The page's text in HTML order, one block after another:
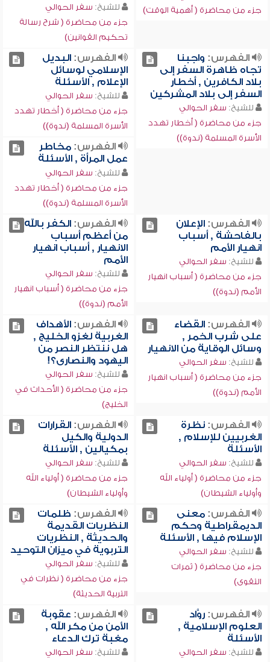
جزء من محاضرة ( أهمية الوقت)
للشيخ: سفر الحوالي
جزء من محاضرة ( شرح رسالة
تحكيم القوانين)
الفهرس: واجبنا
تجاه ظاهرة السفر إلى
بلاد الكافرين , أخطار
السفر إلى بلاد المشركين
للشيخ: سفر الحوالي
جزء من محاضرة ( أخطار تهدد
الأسرة المسلمة (ندوة))
الفهرس:البديل
الإسلامي لوسائل
الإعلام , الأسئلة
للشيخ: سفر الحوالي
جزء من محاضرة ( أخطار تهدد
الأسرة المسلمة (ندوة))
الفهرس:مخاطر
عمل المرأة , الأسئلة
للشيخ: سفر الحوالي
جزء من محاضرة ( أخطار تهدد
الأسرة المسلمة (ندوة))
الفهرس:الإعلان
بالفاحشة , أسباب
انهيار الأمم
للشيخ: سفر الحوالي
جزء من محاضرة ( أسباب انهيار
الأمم (ندوة))
الفهرس:الكفر بالله
من أعظم أسباب
الانهيار , أسباب انهيار
الأمم
للشيخ: سفر الحوالي
جزء من محاضرة ( أسباب انهيار
الأمم (ندوة))
الفهرس:القضاء
على شرب الخمر ,
وسائل الوقاية من الانهيار
للشيخ: سفر الحوالي
جزء من محاضرة ( أسباب انهيار
الأمم (ندوة))
الفهرس:الأهداف
الغربية لغزو الخليج ,
هل ننتظر النصر من
اليهود والنصارى؟!
للشيخ: سفر الحوالي
جزء من محاضرة ( الأحداث في
الخليج)
الفهرس:نظرة
الغربيين للإسلام ,
الأسئلة
للشيخ: سفر الحوالي
جزء من محاضرة ( أولياء الله
وأولياء الشيطان)
الفهرس:القرارات
الدولية والكيل
بمكيالين , الأسئلة
للشيخ: سفر الحوالي
جزء من محاضرة ( أولياء الله
وأولياء الشيطان)
الفهرس:معنى
الديمقراطية وحكم
الإسلام فيها , الأسئلة
للشيخ: سفر الحوالي
جزء من محاضرة ( ثمرات
التقوى)
الفهرس: ظلمات
النظريات القديمة
والحديثة , النظريات
التربوية في ميزان التوحيد
للشيخ: سفر الحوالي
جزء من محاضرة ( نظرات في
التربية الحديثة)
الفهرس:روَّاد
العلوم الإسلامية ,
الأسئلة
للشيخ: سفر الحوالي
الفهرس: عقوبة
الأمن من مكر الله ,
مغبة ترك الدعاء
للشيخ: سفر الحوالي